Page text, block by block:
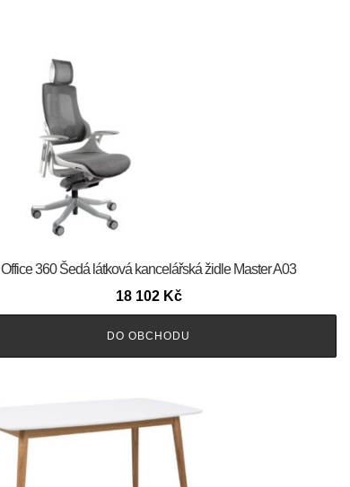
Office 360 Šedá látková kancelářská židle Master A03
18 102 Kč
DO OBCHODU